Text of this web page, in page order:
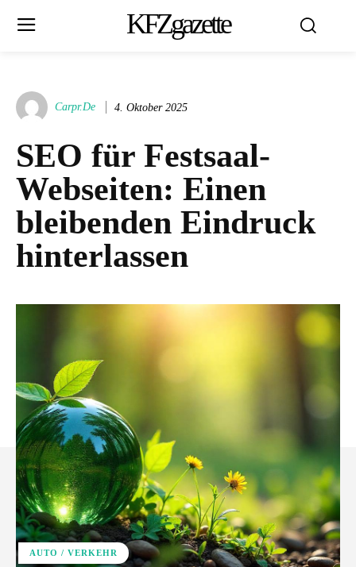
KFZgazette
Carpr.de 4. Oktober 2025
SEO für Festsaal-
Webseiten: Einen
bleibenden Eindruck
hinterlassen
AUTO / VERKEHR